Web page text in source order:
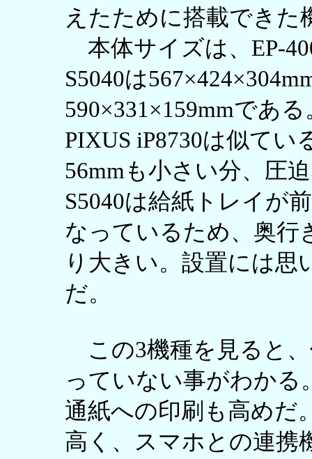
えたために搭載できた
本体サイズは、EP-
S5040は
590×331×159mmであ
PIXUS iP8730は似てい
56mmも小さい分、圧
S5040は給紙トレイが
なっているため、奥行
り大きい。設置には思
だ。
この3機種を見ると、
っていない事がわかる
通紙への印刷も高めだ
高く、スマホとの連携